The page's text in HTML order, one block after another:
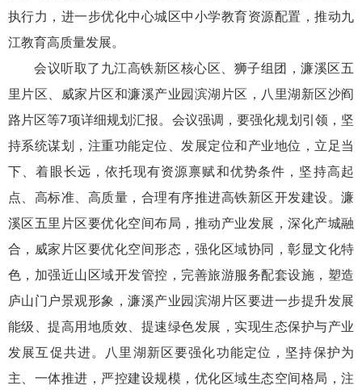
执行力，进一步优化中心城区中小学教育资源配置，推动九
江教育高质量发展。
会议听取了九江高铁新区核心区、狮子组团，濂溪区五
里片区、威家片区和濂溪产业园滨湖片区，八里湖新区沙阎
路片区等7项详细规划汇报。会议强调，要强化规划引领，坚
持系统谋划，注重功能定位、发展定位和产业地位，立足当
下、着眼长远，依托现有资源禀赋和优势条件，坚持高起
点、高标准、高质量，合理有序推进高铁新区开发建设。濂
溪区五里片区要优化空间布局，推动产业发展，深化产城融
合，威家片区要优化空间形态，强化区域协同，彰显文化特
色，加强近山区域开发管控，完善旅游服务配套设施，塑造
庐山门户景观形象，濂溪产业园滨湖片区要进一步提升发展
能级、提高用地质效、提速绿色发展，实现生态保护与产业
发展互促共进。八里湖新区要强化功能定位，坚持保护为
主、一体推进，严控建设规模，优化区域生态空间格局，注